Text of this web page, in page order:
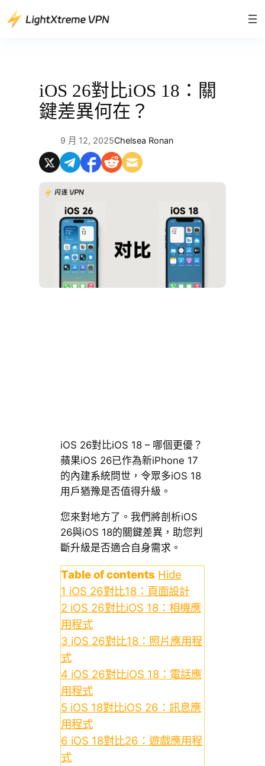
至
iOS 26對比iOS 18：關
鍵差異何在？
9 月 12, 2025Chelsea Ronan
iOS 26對比iOS 18 – 哪個更優？
蘋果iOS 26已作為新iPhone 17
的內建系統問世，令眾多iOS 18
用戶猶豫是否值得升級。
您來對地方了。我們將剖析iOS
26與iOS 18的關鍵差異，助您判
斷升級是否適合自身需求。
Table of contents Hide
1 iOS 26對比18：頁面設計
2 iOS 26對比iOS 18：相機應
用程式
3 iOS 26對比18：照片應用程
式
4 iOS 26對比iOS 18：電話應
用程式
5 iOS 18對比iOS 26：訊息應
用程式
6 iOS 18對比26：遊戲應用程
式